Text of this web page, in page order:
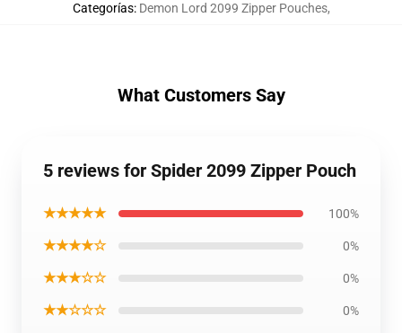
Categorías: Demon Lord 2099 Zipper Pouches,
What Customers Say
5 reviews for Spider 2099 Zipper Pouch
★★★★★ 100%
★★★★☆ 0%
★★★☆☆ 0%
★★☆☆☆ 0%